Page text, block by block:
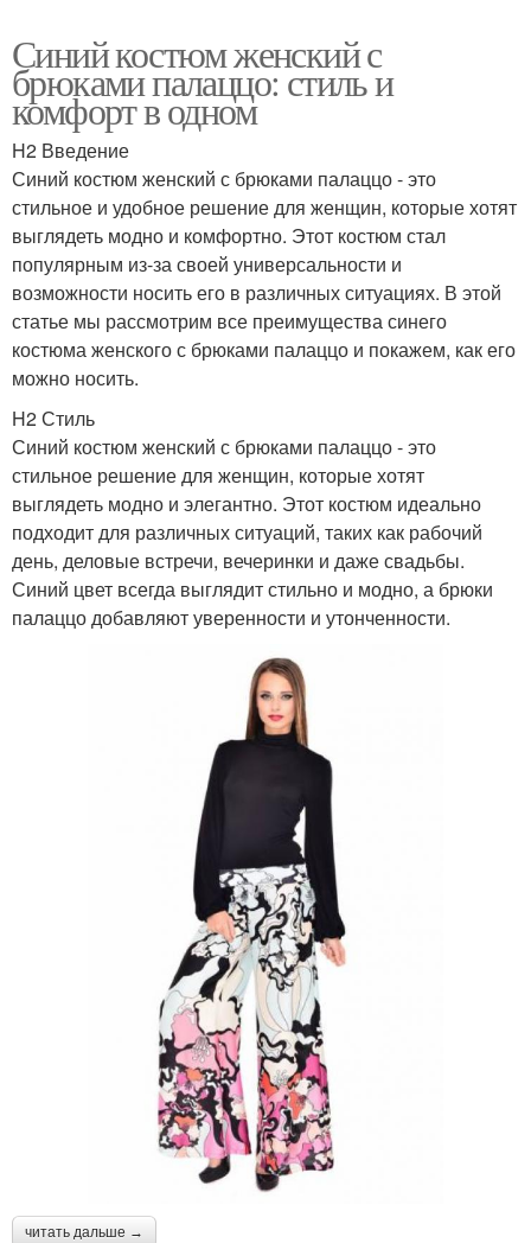
Синий костюм женский с
брюками палаццо: стиль и
комфорт в одном
H2 Введение
Синий костюм женский с брюками палаццо - это
стильное и удобное решение для женщин, которые хотят
выглядеть модно и комфортно. Этот костюм стал
популярным из-за своей универсальности и
возможности носить его в различных ситуациях. В этой
статье мы рассмотрим все преимущества синего
костюма женского с брюками палаццо и покажем, как его
можно носить.
H2 Стиль
Синий костюм женский с брюками палаццо - это
стильное решение для женщин, которые хотят
выглядеть модно и элегантно. Этот костюм идеально
подходит для различных ситуаций, таких как рабочий
день, деловые встречи, вечеринки и даже свадьбы.
Синий цвет всегда выглядит стильно и модно, а брюки
палаццо добавляют уверенности и утонченности.
читать дальше →